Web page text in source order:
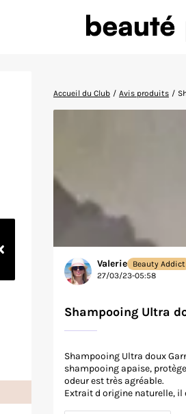
Accueil du Club / Avis produits /
Valerie
Beauty Addict
27/03/23-05:58
Shampooing Ultra
Shampooing Ultra doux
shampooing apaise,
odeur est très agréable.
Extrait d origine naturelle, il